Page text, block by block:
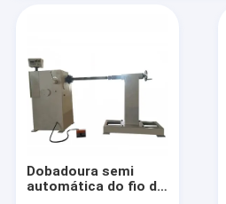
Dobadoura semi
automática do fio da